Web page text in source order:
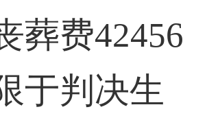
葬费42456
于判决生